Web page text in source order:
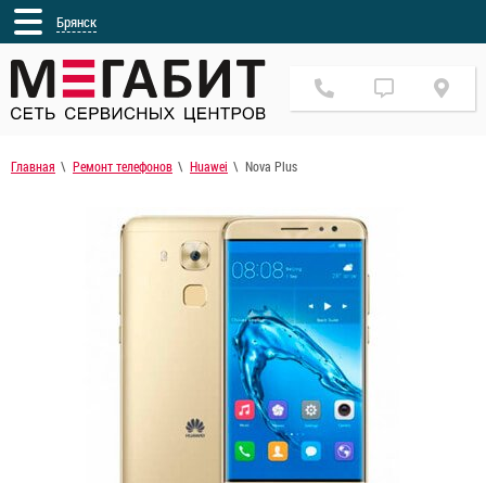
Брянск
Главная Ремонт телефонов Huawei Nova Plus